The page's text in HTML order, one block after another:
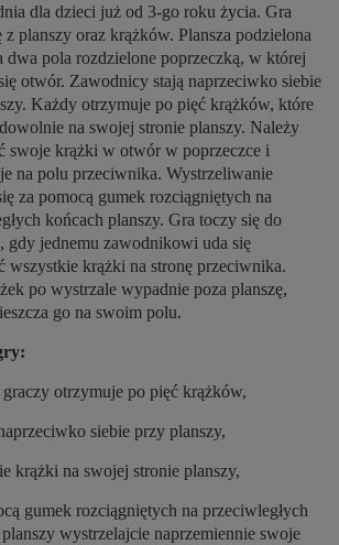
dla dzieci już od 3-go roku życia. Gra
z planszy oraz krążków. Plansza podzielona
dwa pola rozdzielone poprzeczką, w której
otwór. Zawodnicy stają naprzeciwko siebie
Każdy otrzymuje po pięć krążków, które
na swojej stronie planszy. Należy
swoje krążki w otwór w poprzeczce i
na polu przeciwnika. Wystrzeliwanie
za pomocą gumek rozciągniętych na
końcach planszy. Gra toczy się do
gdy jednemu zawodnikowi uda się
wszystkie krążki na stronę przeciwnika.
po wystrzale wypadnie poza planszę,
go na swoim polu.
otrzymuje po pięć krążków,
siebie przy planszy,
krążki na swojej stronie planszy,
gumek rozciągniętych na przeciwległych
wystrzelajcie naprzemiennie swoje